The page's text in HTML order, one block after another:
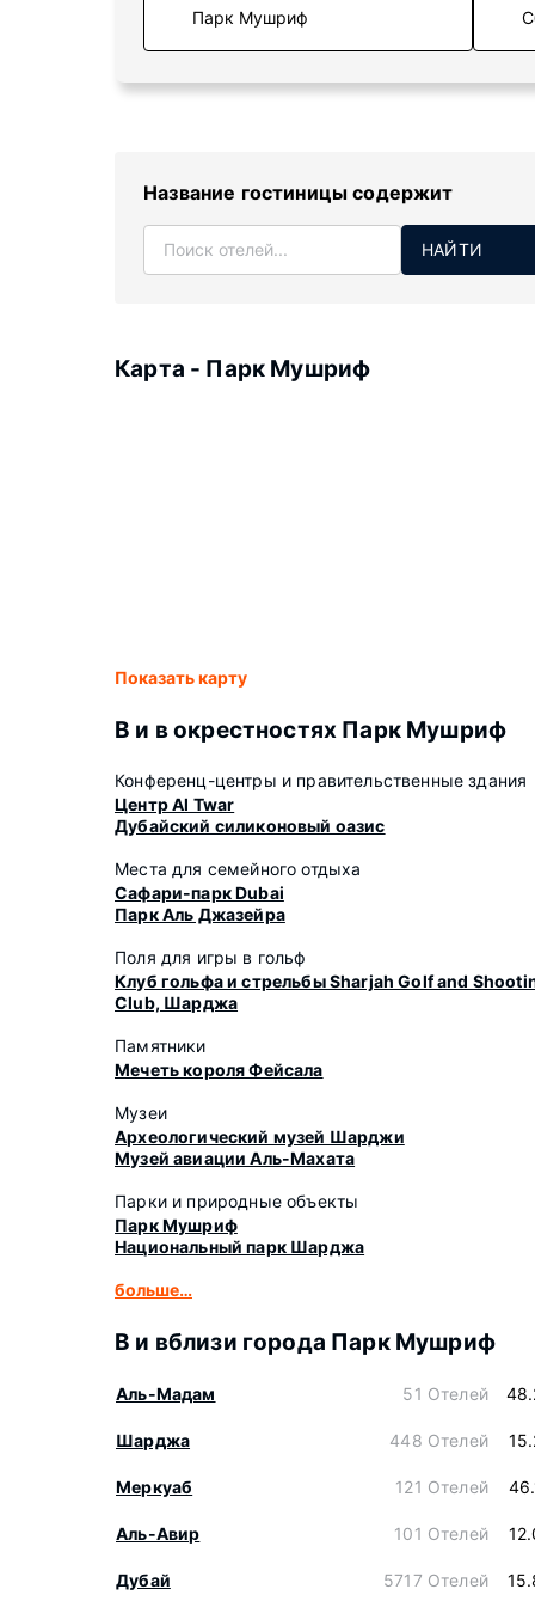
Название гостиницы содержит
НАЙТИ
Карта - Парк Мушриф
Показать карту
В и в окрестностях Парк Мушриф
Конференц-центры и правительственные здания
Центр Al Twar
Дубайский силиконовый оазис
Места для семейного отдыха
Сафари-парк Dubai
Парк Аль Джазейра
Поля для игры в гольф
Клуб гольфа и стрельбы Sharjah Golf and
Club, Шарджа
Памятники
Мечеть короля Фейсала
Музеи
Археологический музей Шарджи
Музей авиации Аль-Махата
Парки и природные объекты
Парк Мушриф
Национальный парк Шарджа
больше…
В и вблизи города Парк Мушриф
Аль-Мадам 51 Отелей
Шарджа 448 Отелей
Меркуаб 121 Отелей
Аль-Авир 101 Отелей
Дубай 5717 Отелей